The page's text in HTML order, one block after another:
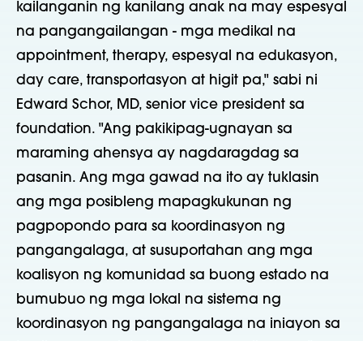
kailanganin ng kanilang anak na may espesyal
na pangangailangan - mga medikal na
appointment, therapy, espesyal na edukasyon,
day care, transportasyon at higit pa," sabi ni
Edward Schor, MD, senior vice president sa
foundation. "Ang pakikipag-ugnayan sa
maraming ahensya ay nagdaragdag sa
pasanin. Ang mga gawad na ito ay tuklasin
ang mga posibleng mapagkukunan ng
pagpopondo para sa koordinasyon ng
pangangalaga, at susuportahan ang mga
koalisyon ng komunidad sa buong estado na
bumubuo ng mga lokal na sistema ng
koordinasyon ng pangangalaga na iniayon sa